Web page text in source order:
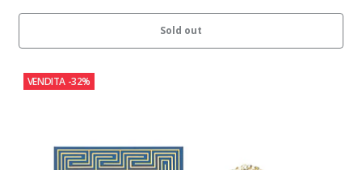
Sold out
VENDITA -32%